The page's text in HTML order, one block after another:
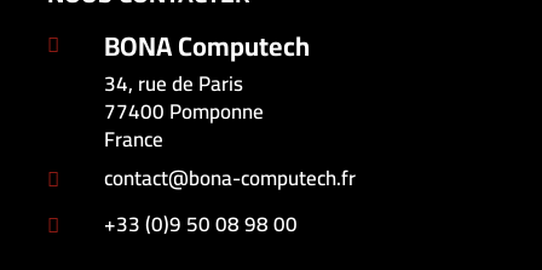
 BONA Computech
34, rue de Paris
77400 Pomponne
France
 contact@bona-computech.fr
 +33 (0)9 50 08 98 00